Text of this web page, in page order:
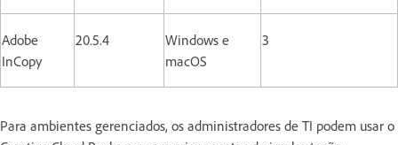
Adobe
InCopy
20.5.4
Windows e
macOS
3
Para ambientes gerenciados, os administradores de TI podem usar o